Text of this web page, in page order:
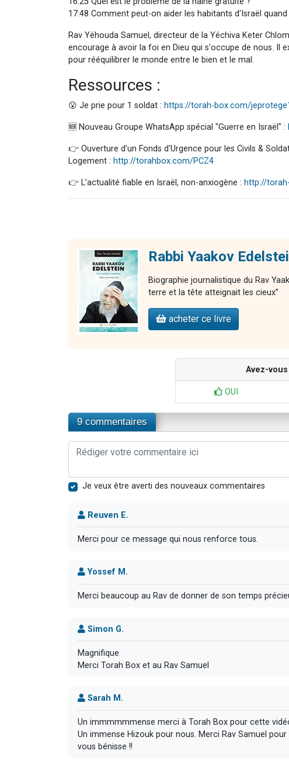
17:48 Comment peut-on aider les habitants d'Israël
Rav Yéhouda Samuel, directeur de la Yéchiva Keter
encourage à avoir la foi en Dieu qui s'occupe de nous. Il
pour rééquilibrer le monde entre le bien et le mal.
Ressources :
😮 Je prie pour 1 soldat : https://torah-box.com/
🆕 Nouveau Groupe WhatsApp spécial "Guerre en Israël" :
👉 Ouverture d'un Fonds d'Urgence pour les Civils &
Logement : http://torahbox.com/PCZ4
👉 L’actualité fiable en Israël, non-anxiogène : http://
Rabbi Yaakov
Biographie journalistique du Rav
terre et la tête atteignait les cieux”
acheter ce livre
Avez-
OUI
9 commentaires
Je veux être averti des nouveaux commentaires
Reuven E.
Merci pour ce message qui nous renforce tous.
Yossef M.
Merci beaucoup au Rav de donner de son temps
Simon G.
Magnifique
Merci Torah Box et au Rav Samuel
Sarah M.
Un immmmmmense merci à Torah Box pour cette
Un immense Hizouk pour nous. Merci Rav Samuel
vous bénisse !!